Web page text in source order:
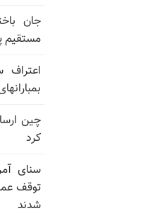
جان
مستقیم
چین
کرد
سنای
توقف
شدند